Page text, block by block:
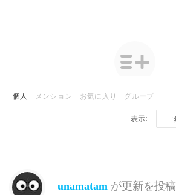
個人 メンション お気に入り グループ
表示:
unamatam が更新を投稿